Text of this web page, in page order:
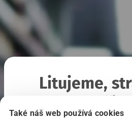
Také náš web používá cookies
Litujeme,